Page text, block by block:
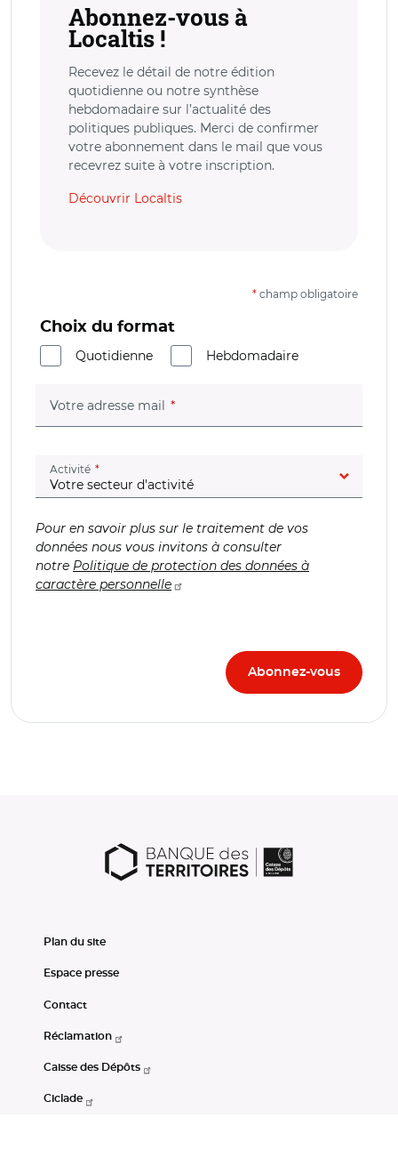
Abonnez-vous à
Localtis !
Recevez le détail de notre édition
quotidienne ou notre synthèse
hebdomadaire sur l’actualité des
politiques publiques. Merci de confirmer
votre abonnement dans le mail que vous
recevrez suite à votre inscription.
Découvrir Localtis
* champ obligatoire
Choix du format
Quotidienne
Hebdomadaire
Votre adresse mail (champ obligatoire)
Activité (champ obligatoire)
Pour en savoir plus sur le traitement de vos
données nous vous invitons à consulter
notre Politique de protection des données à
caractère personnelle
Plan du site
Espace presse
Contact
Réclamation
Caisse des Dépôts
Ciclade